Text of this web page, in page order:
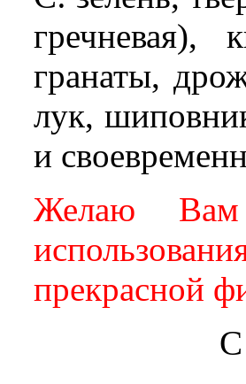
гречневая),
гранаты,
лук,
и
Желаю Вам
прекрасной
С